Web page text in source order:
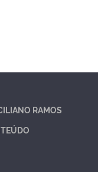
RAMOS